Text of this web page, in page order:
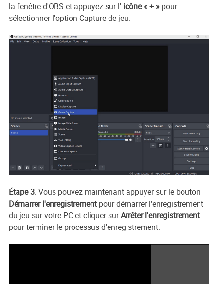
la fenêtre d'OBS et appuyez sur l' icône « + »pour
sélectionner l'option Capture de jeu.
Étape 3.Vous pouvez maintenant appuyer sur le bouton
Démarrer l'enregistrementpour démarrer l'enregistrement
du jeu sur votre PC et cliquer surArrêter l'enregistrement
pour terminer le processus d'enregistrement.